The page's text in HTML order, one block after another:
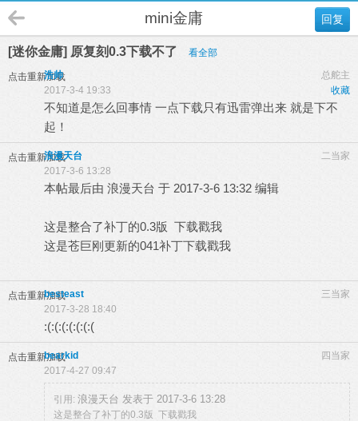
回复
mini金庸
[迷你金庸] 原复刻0.3下载不了 看全部
点击重新加载 总舵主
浩帅
收藏
2017-3-4 19:33
不知道是怎么回事情 一点下载只有迅雷弹出来 就是下不
起！
点击重新加载 二当家
浪漫天台
2017-3-6 13:28
本帖最后由 浪漫天台 于 2017-3-6 13:32 编辑
这是整合了补丁的0.3版 下载戳我
这是苍巨刚更新的041补丁下载戳我
点击重新加载 三当家
besteast
2017-3-28 18:40
:(:(:(:(:(:(:(
点击重新加载 四当家
bearkid
2017-4-27 09:47
引用: 浪漫天台 发表于 2017-3-6 13:28
这是整合了补丁的0.3版 下载戳我